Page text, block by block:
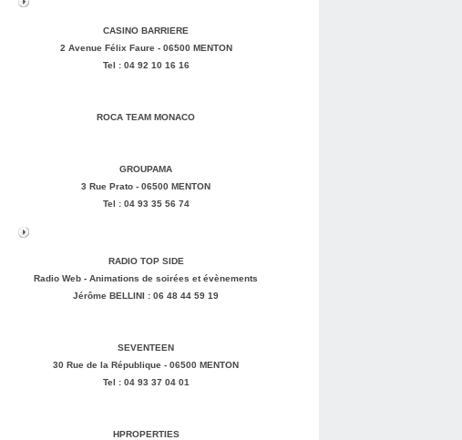
CASINO BARRIERE
2 Avenue Félix Faure - 06500 MENTON
Tel : 04 92 10 16 16
ROCA TEAM MONACO
GROUPAMA
3 Rue Prato - 06500 MENTON
Tel : 04 93 35 56 74
RADIO TOP SIDE
Radio Web - Animations de soirées et évènements
Jérôme BELLINI : 06 48 44 59 19
SEVENTEEN
30 Rue de la République - 06500 MENTON
Tel : 04 93 37 04 01
HPROPERTIES